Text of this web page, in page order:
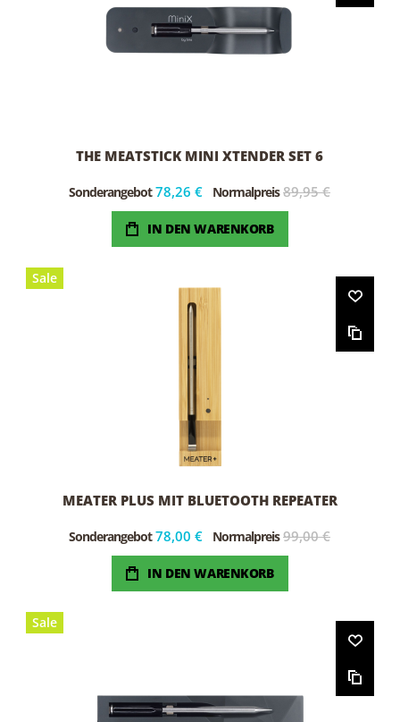
THE MEATSTICK MINI XTENDER SET 6
Sonderangebot 78,26 € Normalpreis 89,95 €
IN DEN WARENKORB
Sale
MEATER PLUS MIT BLUETOOTH REPEATER
Sonderangebot 78,00 € Normalpreis 99,00 €
IN DEN WARENKORB
Sale